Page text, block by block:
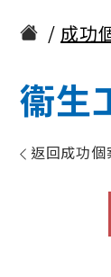
成功
衞生
返回成功個